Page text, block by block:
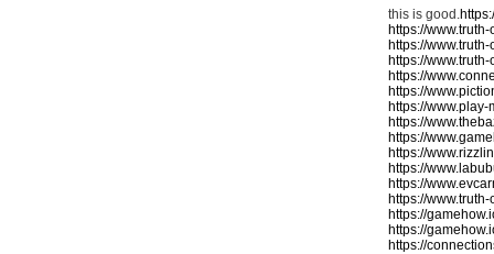
this is good.
https://
https://
https://
https://
https://
https://
https://
https://
https://
https://
https://
https://
https://
https://
https://